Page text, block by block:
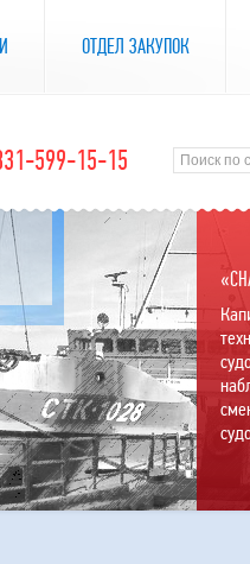
ОТДЕЛ ЗАКУПОК
599-15-15